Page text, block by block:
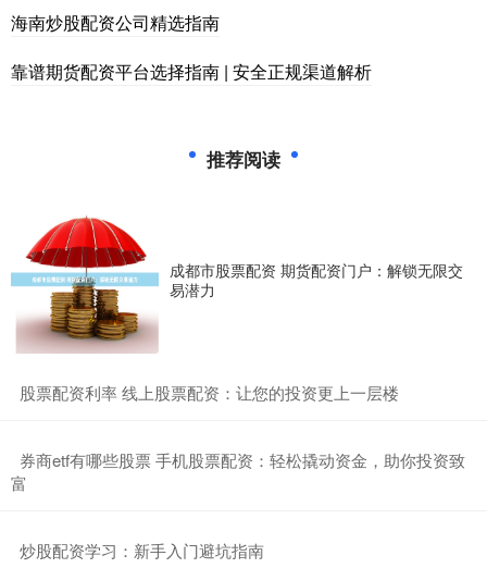
海南炒股配资公司精选指南
靠谱期货配资平台选择指南 | 安全正规渠道解析
推荐阅读
成都市股票配资 期货配资门户：解锁无限交
易潜力
​股票配资利率 线上股票配资：让您的投资更上一层楼
​券商etf有哪些股票 手机股票配资：轻松撬动资金，助你投资致
富
​炒股配资学习：新手入门避坑指南